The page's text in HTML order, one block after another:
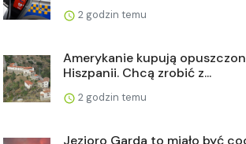
2 godzin temu
Amerykanie kupują
Hiszpanii. Chcą zrobić z...
2 godzin temu
Jezioro Garda to miało być